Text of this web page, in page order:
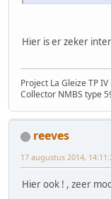
Hier is er zeker
Project La Gleize TP
Collector NMBS type
reeves
17 augustus 2014,
Hier ook ! , zeer